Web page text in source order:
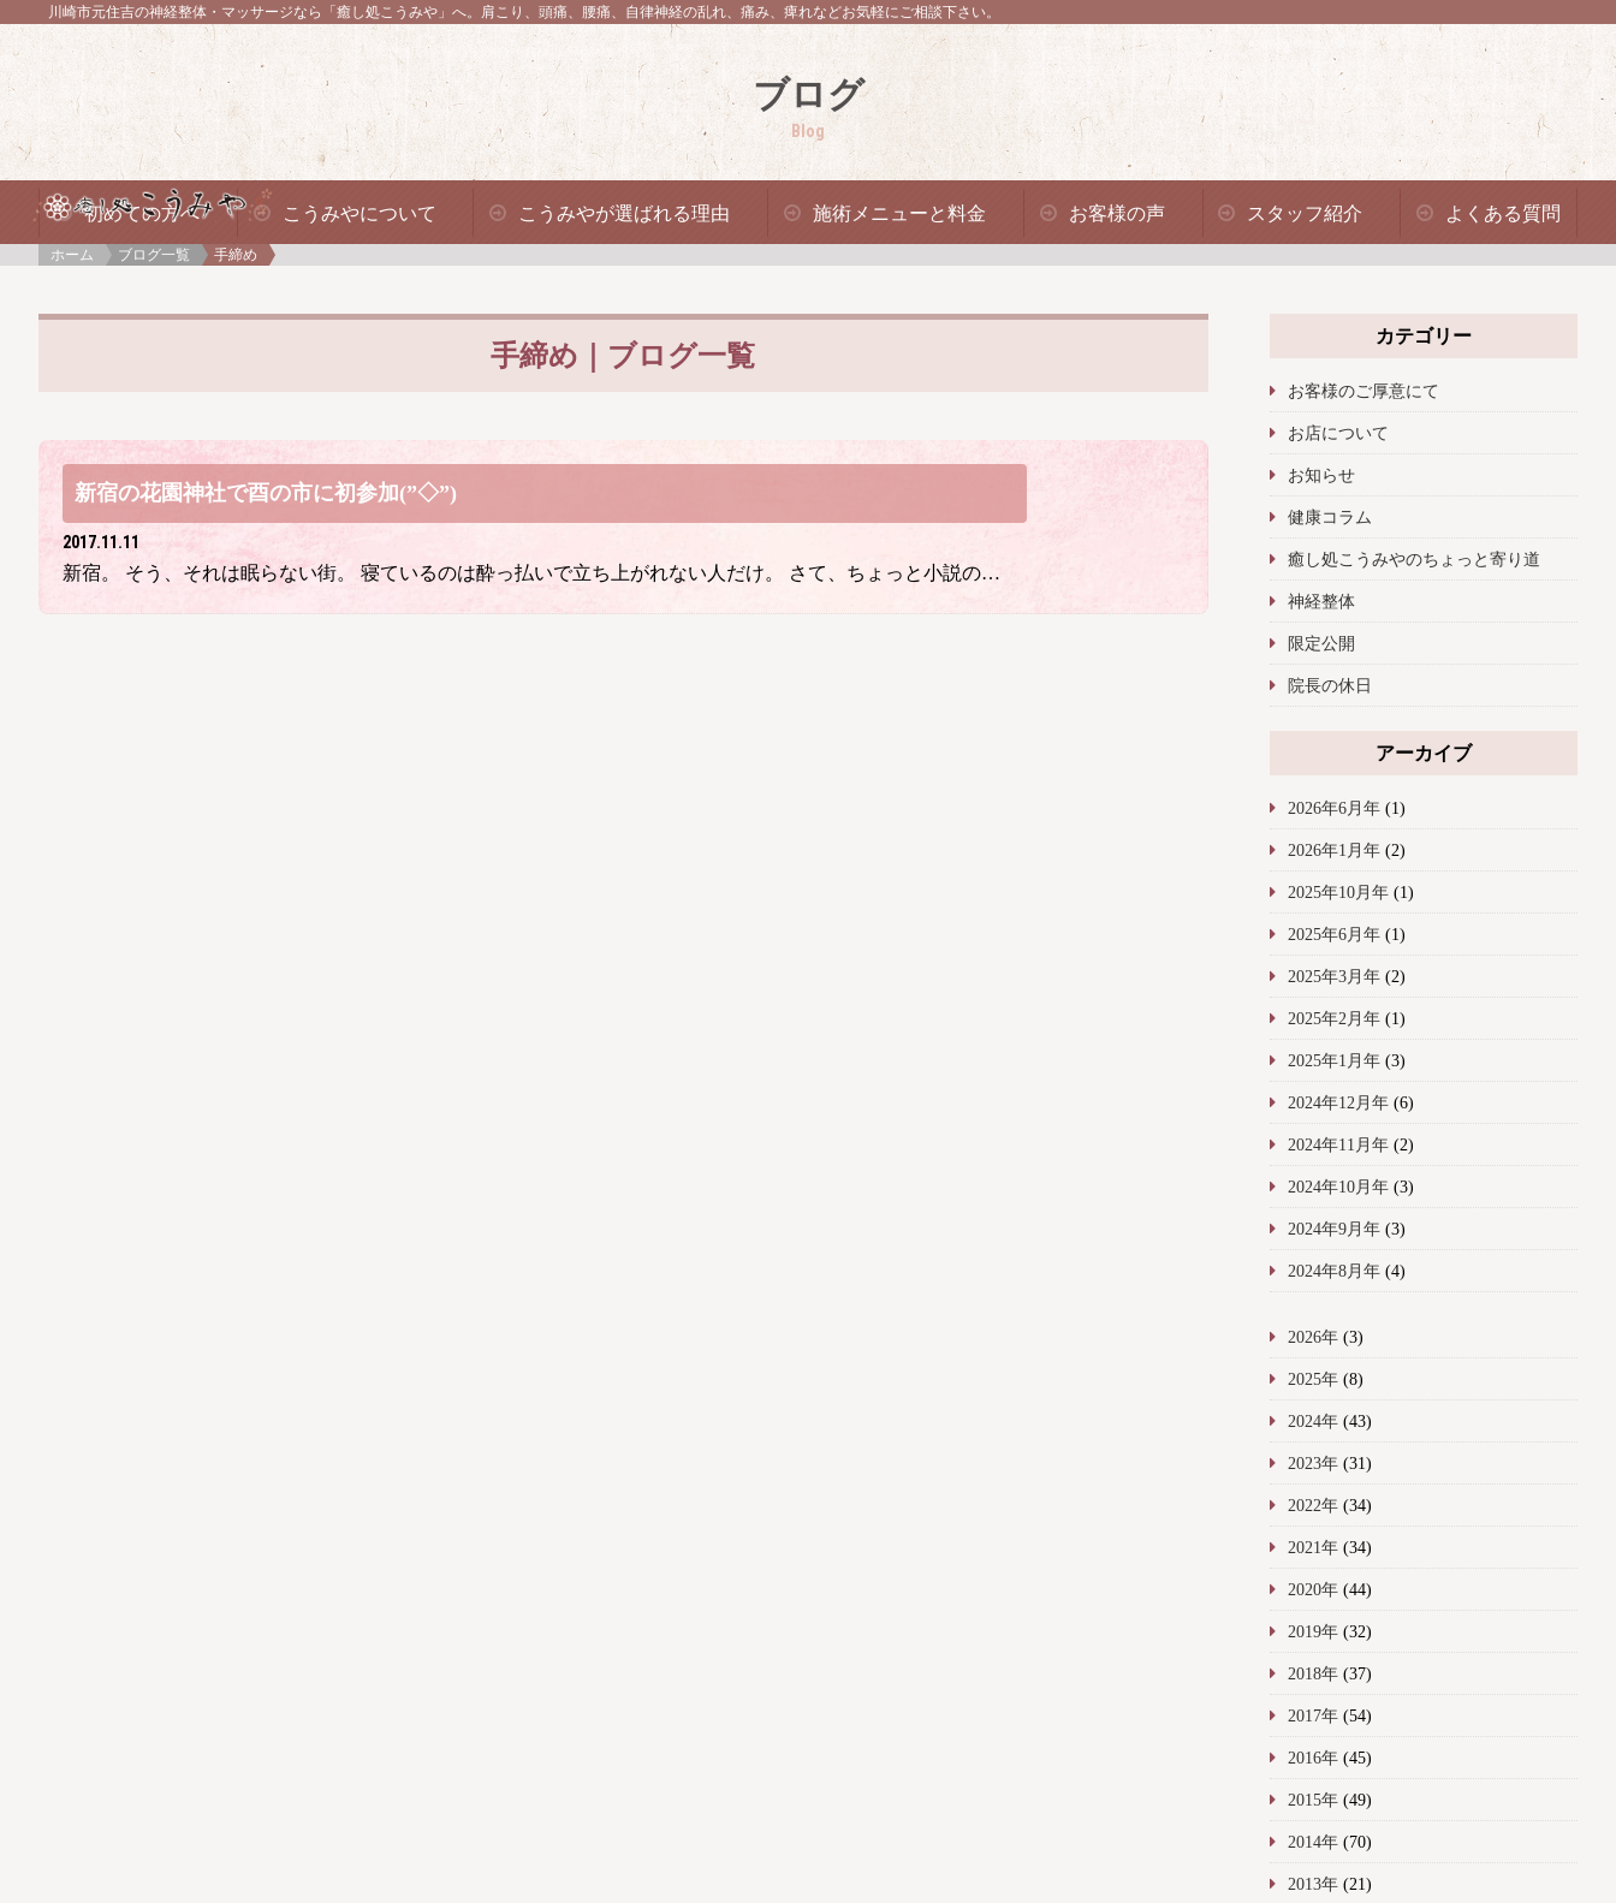
川崎市元住吉の神経整体・マッサージなら「癒し処こうみや」へ。 肩こり、頭痛、腰痛、自律神経の乱れ、痛み、痺れなどお気軽にご相談下さい。
ブログ
Blog
初めての方へ こうみやについて こうみやが選ばれる理由 施術メニューと料金 お客様の声 スタッフ紹介 よくある質問
ホーム ブログ一覧 手締め
手締め｜ブログ一覧
新宿の花園神社で酉の市に初参加(”◇”)ゞ
2017.11.11
新宿。 そう、それは眠らない街。 寝ているのは酔っ払いで立ち上がれない人だけ。 さて、ちょっと小説の…
カテゴリー
お客様のご厚意にて
お店について
お知らせ
健康コラム
癒し処こうみやのちょっと寄り道
神経整体
限定公開
院長の休日
アーカイブ
2026年6月年(1)
2026年1月年(2)
2025年10月年(1)
2025年6月年(1)
2025年3月年(2)
2025年2月年(1)
2025年1月年(3)
2024年12月年(6)
2024年11月年(2)
2024年10月年(3)
2024年9月年(3)
2024年8月年(4)
2026年(3)
2025年(8)
2024年(43)
2023年(31)
2022年(34)
2021年(34)
2020年(44)
2019年(32)
2018年(37)
2017年(54)
2016年(45)
2015年(49)
2014年(70)
2013年(21)